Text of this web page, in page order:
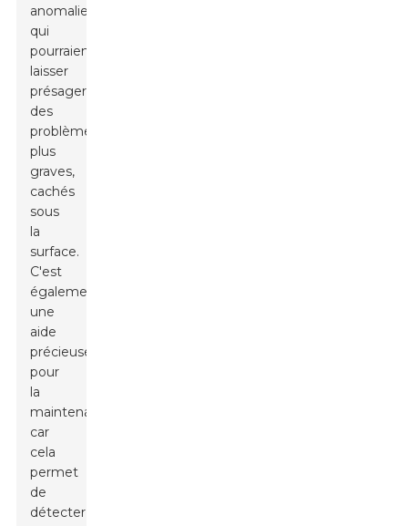
anomalies
qui
pourraient
laisser
présager
des
problèmes
plus
graves,
cachés
sous
la
surface.
C'est
également
une
aide
précieuse
pour
la
maintenance,
car
cela
permet
de
détecter